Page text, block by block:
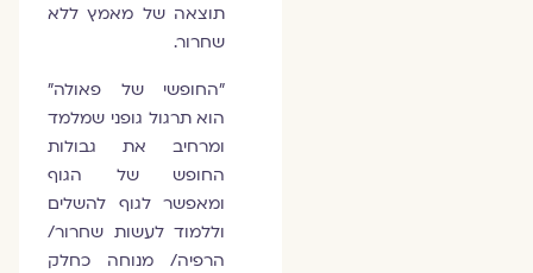
תוצאה של מאמץ ללא
שחרור.
"החופשי של פאולה"
הוא תרגול גופני שמלמד
ומרחיב את גבולות
החופש של הגוף
ומאפשר לגוף להשלים
וללמוד לעשות שחרור/
הרפיה/ מנוחה כחלק